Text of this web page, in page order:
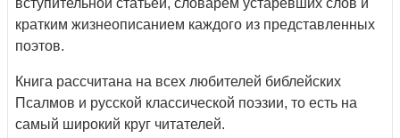
вступительной статьей, словарем устаревших слов и
кратким жизнеописанием каждого из представленных
поэтов.
Книга рассчитана на всех любителей библейских
Псалмов и русской классической поэзии, то есть на
самый широкий круг читателей.